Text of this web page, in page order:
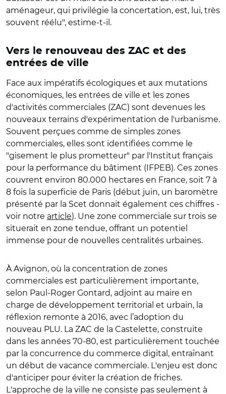
aménageur, qui privilégie la concertation, est, lui, très
souvent réélu", estime-t-il.
Vers le renouveau des ZAC et des
entrées de ville
Face aux impératifs écologiques et aux mutations
économiques, les entrées de ville et les zones
d'activités commerciales (ZAC) sont devenues les
nouveaux terrains d'expérimentation de l'urbanisme.
Souvent perçues comme de simples zones
commerciales, elles sont identifiées comme le
"gisement le plus prometteur" par l 'Institut français
pour la performance du bâtiment (IFPEB). Ces zones
couvrent environ 80.000 hectares en France, soit 7 à
8 fois la superficie de Paris (début juin, un baromètre
présenté par la Scet donnait également ces chiffres -
voir notre article). Une zone commerciale sur trois se
situerait en zone tendue, offrant un potentiel
immense pour de nouvelles centralités urbaines.
À Avignon, où la concentration de zones
commerciales est particulièrement importante,
selon Paul-Roger Gontard, adjoint au maire en
charge de développement territorial et urbain, la
réflexion remonte à 2016, avec l’adoption du
nouveau PLU. La ZAC de la Castelette, construite
dans les années 70-80, est particulièrement touchée
par la concurrence du commerce digital, entraînant
un début de vacance commerciale. L'enjeu est donc
d'anticiper pour éviter la création de friches.
L'approche de la ville ne consiste pas seulement à